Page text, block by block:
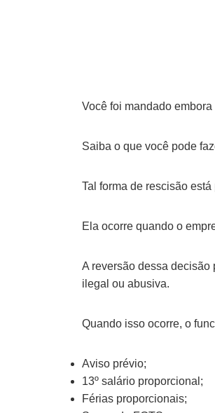
Você foi mandado
Saiba o que você pode
Tal forma de rescisão
Ela ocorre quando o
A reversão dessa
ilegal ou abusiva.
Quando isso ocorre, o
Aviso prévio;
13º salário proporcional;
Férias proporcionais;